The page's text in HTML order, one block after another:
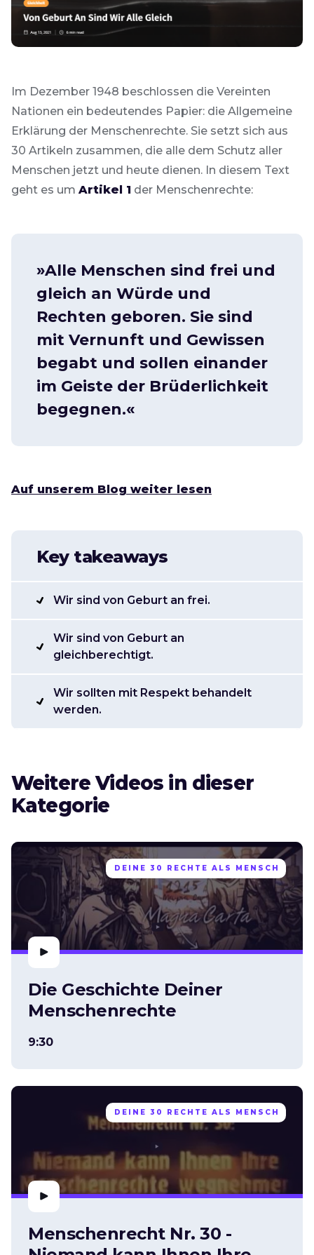
Im Dezember 1948 beschlossen die Vereinten
Nationen ein bedeutendes Papier: die Allgemeine
Erklärung der Menschenrechte. Sie setzt sich aus
30 Artikeln zusammen, die alle dem Schutz aller
Menschen jetzt und heute dienen. In diesem Text
geht es um Artikel 1 der Menschenrechte:
»Alle Menschen sind frei und
gleich an Würde und
Rechten geboren. Sie sind
mit Vernunft und Gewissen
begabt und sollen einander
im Geiste der Brüderlichkeit
begegnen.«
Auf unserem Blog weiter lesen
Key takeaways
Wir sind von Geburt an frei.
Wir sind von Geburt an
gleichberechtigt.
Wir sollten mit Respekt behandelt
werden.
Weitere Videos in dieser
Kategorie
DEINE 30 RECHTE ALS MENSCH
Die Geschichte Deiner
Menschenrechte
9:30
DEINE 30 RECHTE ALS MENSCH
Menschenrecht Nr. 30 -